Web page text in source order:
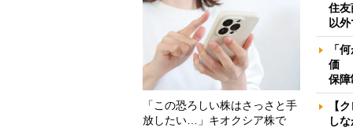
「この恐ろしい株はさっさと手
放したい…」キオクシア株で
住
以
「
価
保障
【
し